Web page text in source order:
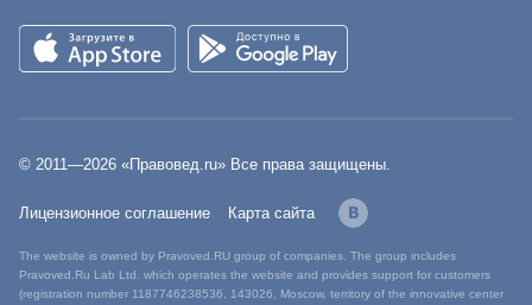
© 2011—2026 «Правовед.ru» Все права защищены.
Лицензионное соглашение Карта сайта
The website is owned by Pravoved.RU group of companies. The group includes
Pravoved.Ru Lab Ltd. which operates the website and provides support for customers
(registration number 1187746238536, 143026, Moscow, territory of the innovative center